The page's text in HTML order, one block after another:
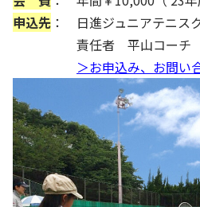
申込先 ： 日進ジュニアテニス
責任者 平山コーチ
＞お申込み、お問い